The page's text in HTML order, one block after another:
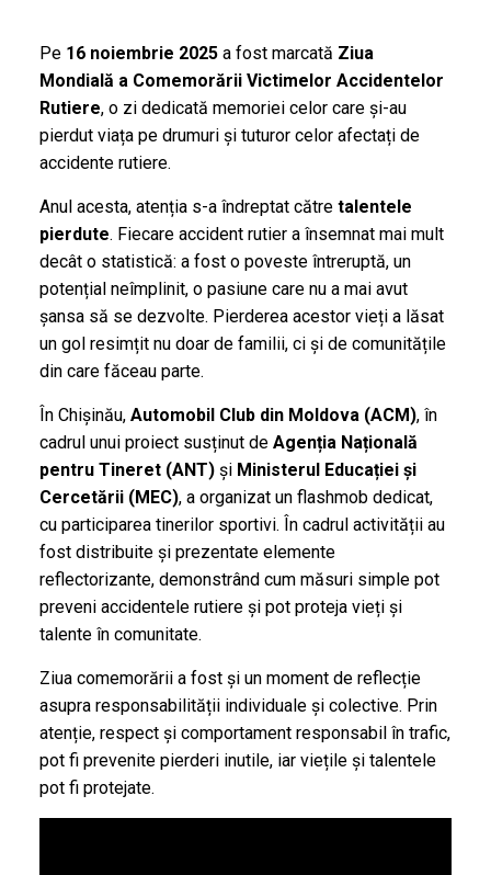
Pe 16 noiembrie 2025 a fost marcată Ziua
Mondială a Comemorării Victimelor Accidentelor
Rutiere, o zi dedicată memoriei celor care și-au
pierdut viața pe drumuri și tuturor celor afectați de
accidente rutiere.
Anul acesta, atenția s-a îndreptat către talentele
pierdute. Fiecare accident rutier a însemnat mai mult
decât o statistică: a fost o poveste întreruptă, un
potențial neîmplinit, o pasiune care nu a mai avut
șansa să se dezvolte. Pierderea acestor vieți a lăsat
un gol resimțit nu doar de familii, ci și de comunitățile
din care făceau parte.
În Chișinău, Automobil Club din Moldova (ACM), în
cadrul unui proiect susținut de Agenția Națională
pentru Tineret (ANT) și Ministerul Educației și
Cercetării (MEC), a organizat un flashmob dedicat,
cu participarea tinerilor sportivi. În cadrul activității au
fost distribuite și prezentate elemente
reflectorizante, demonstrând cum măsuri simple pot
preveni accidentele rutiere și pot proteja vieți și
talente în comunitate.
Ziua comemorării a fost și un moment de reflecție
asupra responsabilității individuale și colective. Prin
atenție, respect și comportament responsabil în trafic,
pot fi prevenite pierderi inutile, iar viețile și talentele
pot fi protejate.